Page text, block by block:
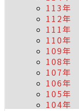
113年
112年
111年
110年
109年
108年
107年
106年
105年
104年